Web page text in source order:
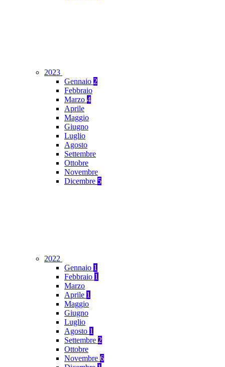
2023
Gennaio 2
Febbraio
Marzo 4
Aprile
Maggio
Giugno
Luglio
Agosto
Settembre
Ottobre
Novembre
Dicembre 5
2022
Gennaio 1
Febbraio 1
Marzo
Aprile 1
Maggio
Giugno
Luglio
Agosto 1
Settembre 2
Ottobre
Novembre 6